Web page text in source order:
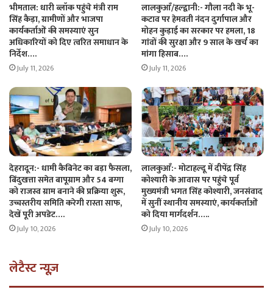
भीमताल: धारी ब्लॉक पहुंचे मंत्री राम
सिंह कैड़ा, ग्रामीणों और भाजपा
कार्यकर्ताओं की समस्याएं सुन
अधिकारियों को दिए त्वरित समाधान के
निर्देश….
July 11, 2026
लालकुआँ/हल्द्वानी:- गौला नदी के भू-
कटाव पर हेमवती नंदन दुर्गापाल और
मोहन कुड़ाई का सरकार पर हमला, 18
गांवों की सुरक्षा और 9 साल के खर्च का
मांगा हिसाब….
July 11, 2026
देहरादून:- धामी कैबिनेट का बड़ा फैसला,
बिंदुखत्ता समेत बापूग्राम और 54 बग्गा
को राजस्व ग्राम बनाने की प्रक्रिया शुरू,
उच्चस्तरीय समिति करेगी रास्ता साफ,
देखें पूरी अपडेट….
July 10, 2026
लालकुआँ:- मोटाहल्दू में दीपेंद्र सिंह
कोश्यारी के आवास पर पहुंचे पूर्व
मुख्यमंत्री भगत सिंह कोश्यारी, जनसंवाद
में सुनीं स्थानीय समस्याएं, कार्यकर्ताओं
को दिया मार्गदर्शन…..
July 10, 2026
लेटैस्ट न्यूज़